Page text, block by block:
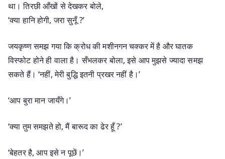
था। तिरछी आँखों से देखकर बोले,
‘क्या हानि होगी, जरा सुनूँ ?’
जयकृष्ण समझ गया कि क्रोध की मशीनगन चक्कर में है और घातक
विस्फोट होने ही वाला है। सँभलकर बोला, इसे आप मुझसे ज्यादा समझ
सकते हैं। ‘नहीं, मेरी बुद्धि इतनी प्रखर नहीं है।’
‘आप बुरा मान जायँगे।’
‘क्या तुम समझते हो, मैं बारूद का ढेर हूँ ?’
‘बेहतर है, आप इसे न पूछें।’